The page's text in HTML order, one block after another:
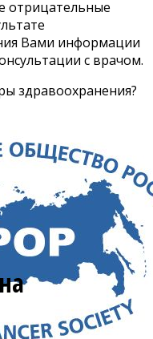
отрицательные
Вами информации
с врачом.
здравоохранения?